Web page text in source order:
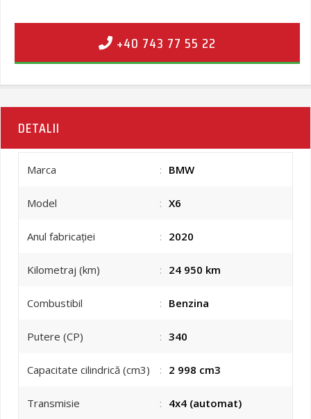
+40 743 77 55 22
DETALII
Marca : BMW
Model : X6
Anul fabricației : 2020
Kilometraj (km) : 24 950 km
Combustibil : Benzina
Putere (CP) : 340
Capacitate cilindrică (cm3) : 2 998 cm3
Transmisie : 4x4 (automat)